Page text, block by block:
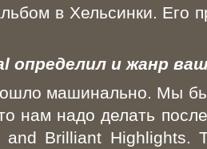
в Хельсинки. Его
определил и жанр
машинально. Мы
нам надо делать
and Brilliant Highlights.